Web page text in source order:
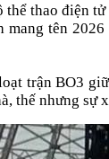
thể thao điện
mang tên
trận BO3
thế nhưng